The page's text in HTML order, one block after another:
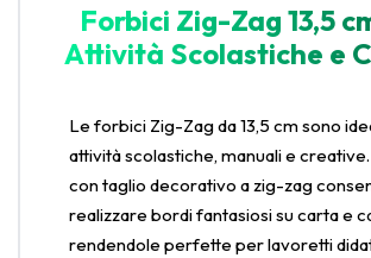
Forbici Zig-Zag 13,5
Attività Scolastiche e
Le forbici Zig-Zag da 13,5 cm sono
attività scolastiche, manuali e
con taglio decorativo a zig-zag
realizzare bordi fantasiosi su carta e
rendendole perfette per lavoretti